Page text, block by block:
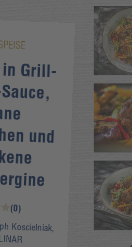
Grill-
und
(0)
Koscielniak,